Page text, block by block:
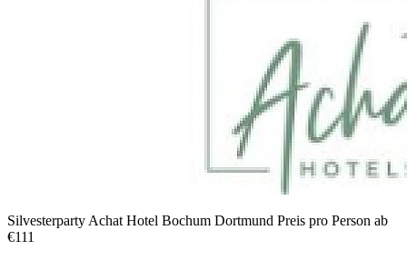
Silvesterparty Achat Hotel Bochum Dortmund Preis pro Person ab
€111